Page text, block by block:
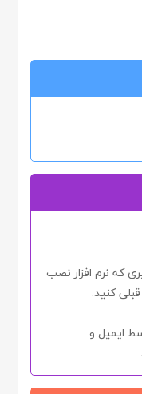
که نرم افزار نصب
کنید.
ایمیل و